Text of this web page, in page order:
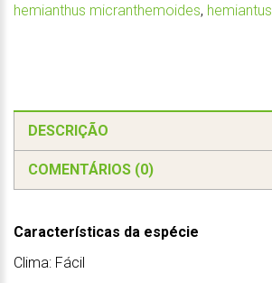
hemianthus micranthemoides, hemiantus
DESCRIÇÃO
COMENTÁRIOS (0)
Características da espécie
Clima: Fácil